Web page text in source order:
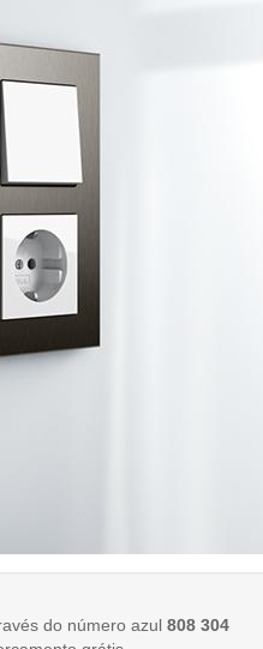
do número azul 808 304